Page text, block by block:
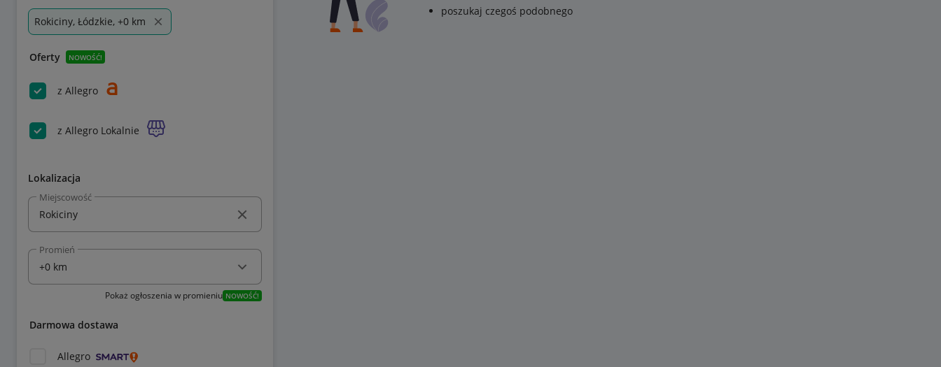
Rokiciny, Łódzkie, +0 km
Oferty NOWOŚĆ!
z Allegro
z Allegro Lokalnie
Lokalizacja
Miejscowość
Promień
Pokaż ogłoszenia w promieniu NOWOŚĆ!
Darmowa dostawa
Allegro
poszukaj czegoś podobnego